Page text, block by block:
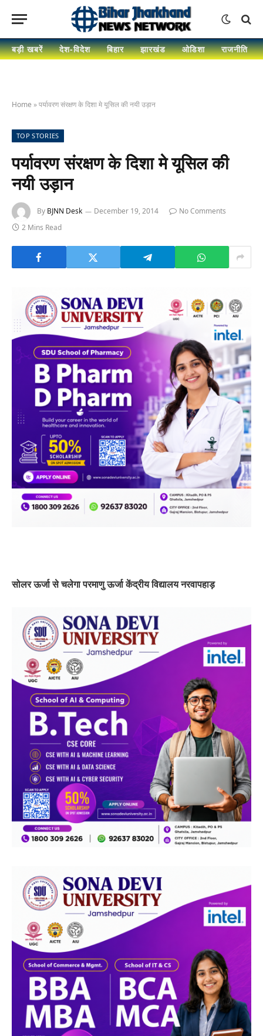
बड़ी खबरें देश-विदेश बिहार झारखंड ओडिशा राजनीति
Home »पर्यावरण संरक्षण के दिशा मे यूसिल की नयी उड़ान
TOP STORIES
पर्यावरण संरक्षण के दिशा मे यूसिल की
नयी उड़ान
By BJNN Desk December 19, 2014
No Comments
2 Mins Read
सोलर ऊर्जा से चलेगा परमाणु ऊर्जा केंद्रीय विद्यालय नरवापहाड़